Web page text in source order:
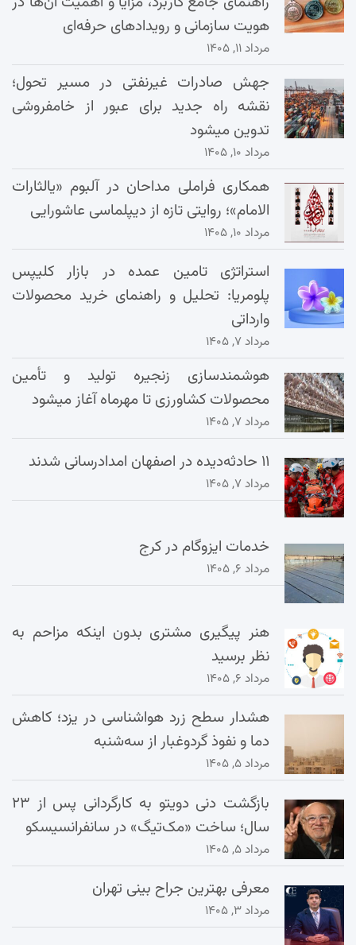
هویت سازمانی و رویدادهای حرفه‌ای
مرداد ۱۱, ۱۴۰۵
جهش صادرات غیرنفتی در مسیر تحول؛
نقشه راه جدید برای عبور از خامفروشی
تدوین میشود
مرداد ۱۰, ۱۴۰۵
همکاری فراملی مداحان در آلبوم «یالثارات
الامام»؛ روایتی تازه از دیپلماسی عاشورایی
مرداد ۱۰, ۱۴۰۵
استراتژی تامین عمده در بازار کلیپس
پلومریا: تحلیل و راهنمای خرید محصولات
وارداتی
مرداد ۷, ۱۴۰۵
هوشمندسازی زنجیره تولید و تأمین
محصولات کشاورزی تا مهرماه آغاز میشود
مرداد ۷, ۱۴۰۵
۱۱ حادثه‌دیده در اصفهان امدادرسانی شدند
مرداد ۷, ۱۴۰۵
خدمات ایزوگام در کرج
مرداد ۶, ۱۴۰۵
هنر پیگیری مشتری بدون اینکه مزاحم به
نظر برسید
مرداد ۶, ۱۴۰۵
هشدار سطح زرد هواشناسی در یزد؛ کاهش
دما و نفوذ گردوغبار از سه‌شنبه
مرداد ۵, ۱۴۰۵
بازگشت دنی دویتو به کارگردانی پس از ۲۳
سال؛ ساخت «مک‌تیگ» در سانفرانسیسکو
مرداد ۵, ۱۴۰۵
معرفی بهترین جراح بینی تهران
مرداد ۳, ۱۴۰۵